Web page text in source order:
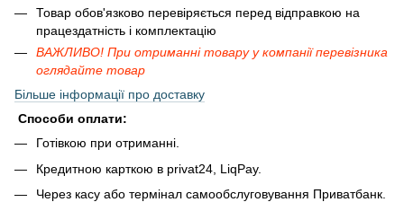
Товар обов'язково перевіряється перед відправкою на
працездатність і комплектацію
ВАЖЛИВО! При отриманні товару у компанії перевізника
оглядайте товар
Більше інформації про доставку
Способи оплати:
Готівкою при отриманні.
Кредитною карткою в privat24, LiqPay.
Через касу або термінал самообслуговування Приватбанк.